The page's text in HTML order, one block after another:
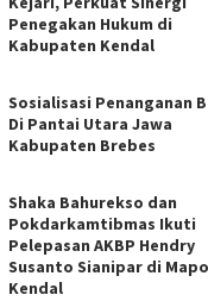
Penegakan Hukum di
Kabupaten Kendal
Sosialisasi Penanganan
Di Pantai Utara Jawa
Kabupaten Brebes
​Shaka Bahurekso dan
Pokdarkamtibmas Ikuti
Pelepasan AKBP Hendry
Susanto Sianipar di
Kendal